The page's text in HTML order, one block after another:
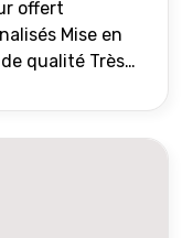
Mise en
qualité Très
des
financiers
Inter agence